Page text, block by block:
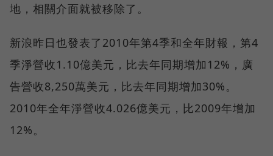
地，相關介面就被移除了。
新浪昨日也發表了2010年第4季和全年財報，第4
季淨營收1.10億美元，比去年同期增加12%，廣
告營收8,250萬美元，比去年同期增加30%。
2010年全年淨營收4.026億美元，比2009年增加
12%。